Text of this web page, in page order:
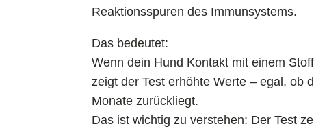
Reaktionsspuren des Immunsystems.
Das bedeutet:
Wenn dein Hund Kontakt mit einem
zeigt der Test erhöhte Werte – egal, ob
Monate zurückliegt.
Das ist wichtig zu verstehen: Der Test